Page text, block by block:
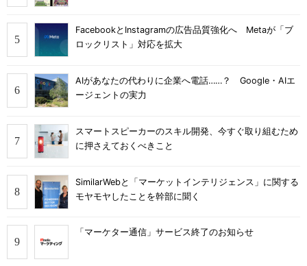
FacebookとInstagramの広告品質強化へ Metaが「ブ
ロックリスト」対応を拡大
AIがあなたの代わりに企業へ電話……？ Google・AIエ
ージェントの実力
スマートスピーカーのスキル開発、今すぐ取り組むため
に押さえておくべきこと
SimilarWebと「マーケットインテリジェンス」に関する
モヤモヤしたことを幹部に聞く
「マーケター通信」サービス終了のお知らせ